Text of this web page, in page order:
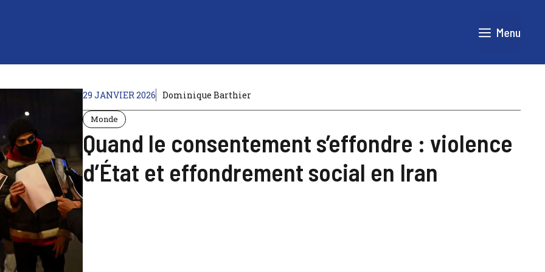
Menu
29 JANVIER 2026 Dominique Barthier
Monde
Quand le consentement s’effondre : violence
d’État et effondrement social en Iran